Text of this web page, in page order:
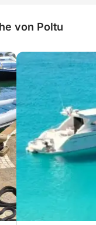
von Poltu